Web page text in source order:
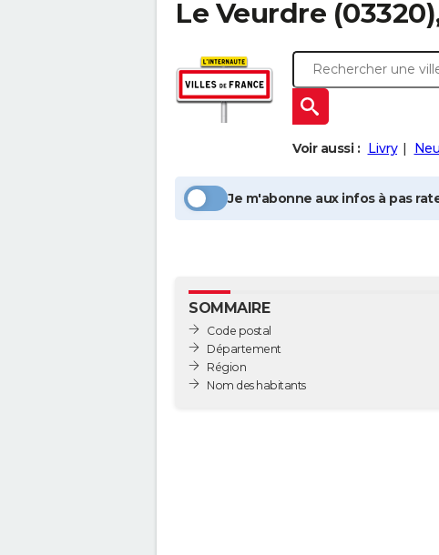
Le Veurdre
Voir aussi : Livry
Je m'abonne aux infos à pas
SOMMAIRE
Code postal
Département
Région
Nom des habitants